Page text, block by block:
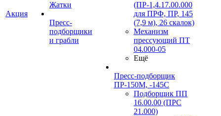
Акция
Жатки
Пресс-
подборщики
и грабли
(ПР-1,4.17.00.000
для ПРФ, ПР, 145
(7,9 м), 26 скалок)
Механизм
прессующий ПТ
04.000-05
Ещё
Пресс-подборщик
ПР-150М, -145С
Подборщик ПП
16.00.00 (ПРС
21.000)